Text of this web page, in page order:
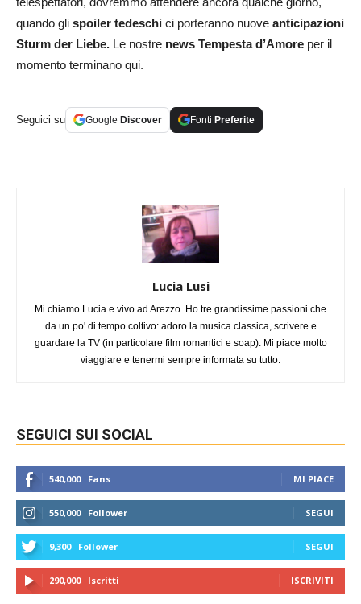
quando gli spoiler tedeschi ci porteranno nuove anticipazioni
Sturm der Liebe. Le nostre news Tempesta d’Amore per il
momento terminano qui.
Seguici su Google Discover Fonti Preferite
Lucia Lusi
Mi chiamo Lucia e vivo ad Arezzo. Ho tre grandissime passioni che
da un po' di tempo coltivo: adoro la musica classica, scrivere e
guardare la TV (in particolare film romantici e soap). Mi piace molto
viaggiare e tenermi sempre informata su tutto.
SEGUICI SUI SOCIAL
540,000 Fans MI PIACE
550,000 Follower SEGUI
9,300 Follower SEGUI
290,000 Iscritti ISCRIVITI